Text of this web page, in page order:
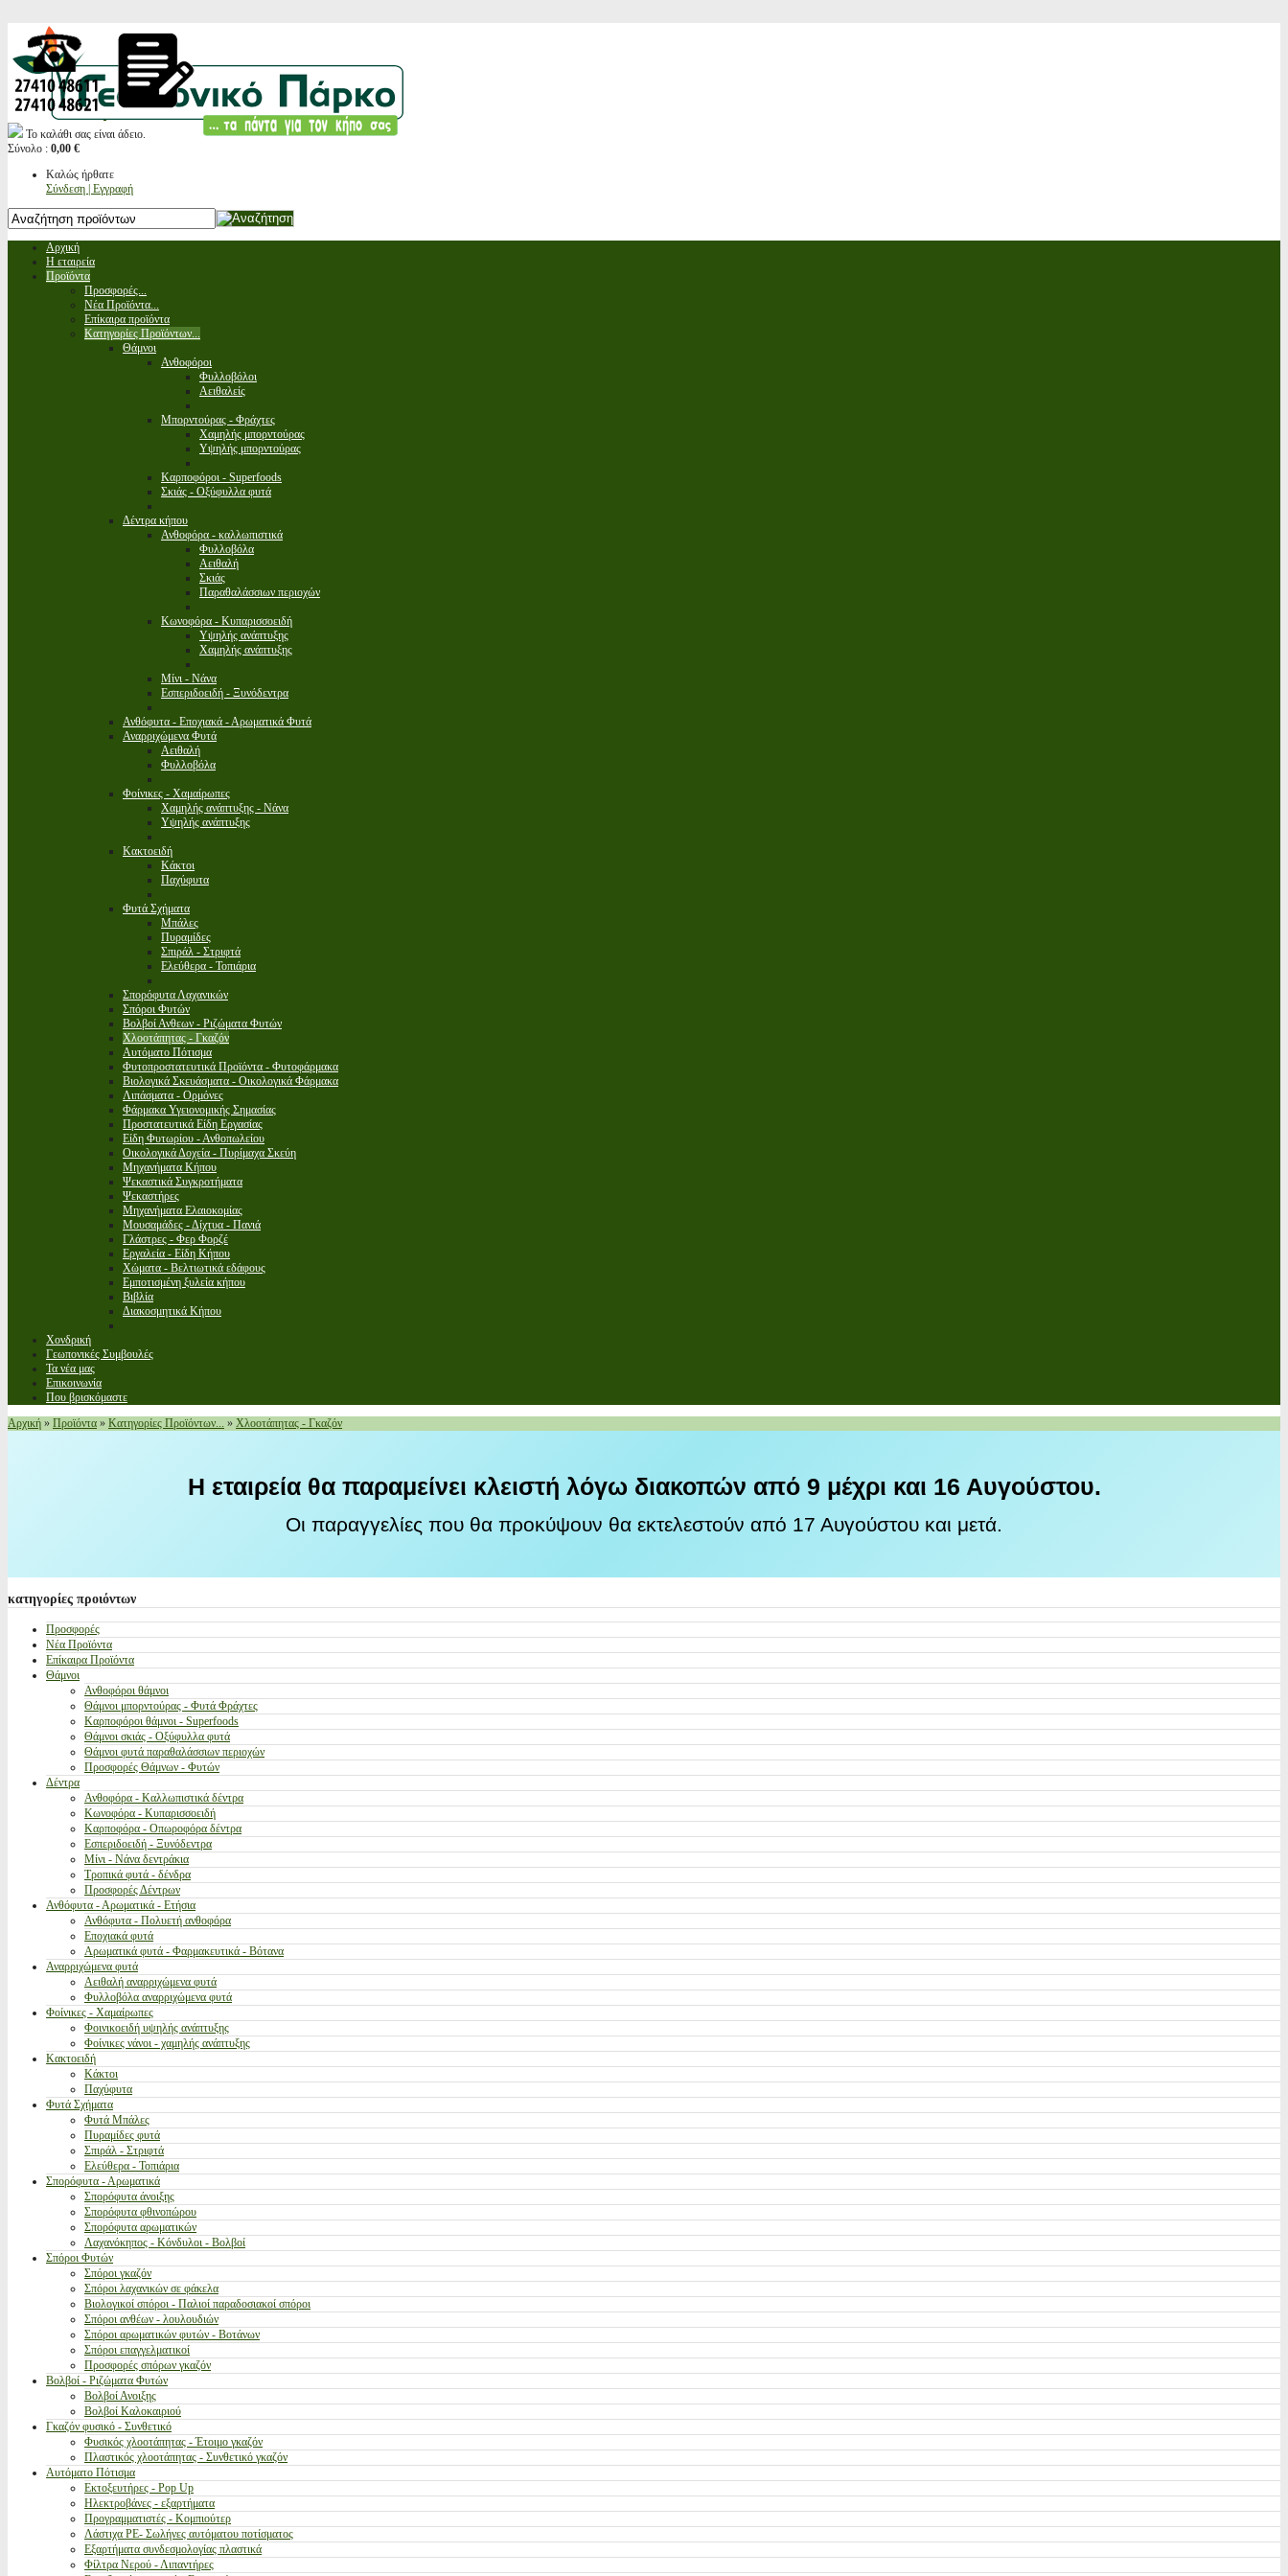
Το καλάθι σας είναι άδειο.
Σύνολο : 0,00 €
Καλώς ήρθατε
Σύνδεση | Εγγραφή
Αρχική
Η εταιρεία
Προϊόντα
Προσφορές...
Νέα Προϊόντα...
Επίκαιρα προϊόντα
Κατηγορίες Προϊόντων...
Θάμνοι
Ανθοφόροι
Φυλλοβόλοι
Αειθαλείς
Μπορντούρας - Φράχτες
Χαμηλής μπορντούρας
Υψηλής μπορντούρας
Καρποφόροι - Superfoods
Σκιάς - Οξύφυλλα φυτά
Δέντρα κήπου
Ανθοφόρα - καλλωπιστικά
Φυλλοβόλα
Αειθαλή
Σκιάς
Παραθαλάσσιων περιοχών
Κωνοφόρα - Κυπαρισσοειδή
Υψηλής ανάπτυξης
Χαμηλής ανάπτυξης
Μίνι - Νάνα
Εσπεριδοειδή - Ξυνόδεντρα
Ανθόφυτα - Εποχιακά - Αρωματικά Φυτά
Αναρριχώμενα Φυτά
Αειθαλή
Φυλλοβόλα
Φοίνικες - Χαμαίρωπες
Χαμηλής ανάπτυξης - Νάνα
Υψηλής ανάπτυξης
Κακτοειδή
Κάκτοι
Παχύφυτα
Φυτά Σχήματα
Μπάλες
Πυραμίδες
Σπιράλ - Στριφτά
Ελεύθερα - Τοπιάρια
Σπορόφυτα Λαχανικών
Σπόροι Φυτών
Βολβοί Ανθεων - Ριζώματα Φυτών
Χλοοτάπητας - Γκαζόν
Αυτόματο Πότισμα
Φυτοπροστατευτικά Προϊόντα - Φυτοφάρμακα
Βιολογικά Σκευάσματα - Οικολογικά Φάρμακα
Λιπάσματα - Ορμόνες
Φάρμακα Υγειονομικής Σημασίας
Προστατευτικά Είδη Εργασίας
Είδη Φυτωρίου - Ανθοπωλείου
Οικολογικά Δοχεία - Πυρίμαχα Σκεύη
Μηχανήματα Κήπου
Ψεκαστικά Συγκροτήματα
Ψεκαστήρες
Μηχανήματα Ελαιοκομίας
Μουσαμάδες - Δίχτυα - Πανιά
Γλάστρες - Φερ Φορζέ
Εργαλεία - Είδη Κήπου
Χώματα - Βελτιωτικά εδάφους
Εμποτισμένη ξυλεία κήπου
Βιβλία
Διακοσμητικά Κήπου
Χονδρική
Γεωπονικές Συμβουλές
Τα νέα μας
Επικοινωνία
Που βρισκόμαστε
Αρχική » Προϊόντα » Κατηγορίες Προϊόντων... » Χλοοτάπητας - Γκαζόν
Η εταιρεία θα παραμείνει κλειστή λόγω διακοπών από 9 μέχρι και 16 Αυγούστου.
Οι παραγγελίες που θα προκύψουν θα εκτελεστούν από 17 Αυγούστου και μετά.
κατηγορίες προιόντων
Προσφορές
Νέα Προϊόντα
Επίκαιρα Προϊόντα
Θάμνοι
Ανθοφόροι θάμνοι
Θάμνοι μπορντούρας - Φυτά Φράχτες
Καρποφόροι θάμνοι - Superfoods
Θάμνοι σκιάς - Οξύφυλλα φυτά
Θάμνοι φυτά παραθαλάσσιων περιοχών
Προσφορές Θάμνων - Φυτών
Δέντρα
Ανθοφόρα - Καλλωπιστικά δέντρα
Κωνοφόρα - Κυπαρισσοειδή
Καρποφόρα - Οπωροφόρα δέντρα
Εσπεριδοειδή - Ξυνόδεντρα
Μίνι - Νάνα δεντράκια
Τροπικά φυτά - δένδρα
Προσφορές Δέντρων
Ανθόφυτα - Αρωματικά - Ετήσια
Ανθόφυτα - Πολυετή ανθοφόρα
Εποχιακά φυτά
Αρωματικά φυτά - Φαρμακευτικά - Βότανα
Αναρριχώμενα φυτά
Αειθαλή αναρριχώμενα φυτά
Φυλλοβόλα αναρριχώμενα φυτά
Φοίνικες - Χαμαίρωπες
Φοινικοειδή υψηλής ανάπτυξης
Φοίνικες νάνοι - χαμηλής ανάπτυξης
Κακτοειδή
Κάκτοι
Παχύφυτα
Φυτά Σχήματα
Φυτά Μπάλες
Πυραμίδες φυτά
Σπιράλ - Στριφτά
Ελεύθερα - Τοπιάρια
Σπορόφυτα - Αρωματικά
Σπορόφυτα άνοιξης
Σπορόφυτα φθινοπώρου
Σπορόφυτα αρωματικών
Λαχανόκηπος - Κόνδυλοι - Βολβοί
Σπόροι Φυτών
Σπόροι γκαζόν
Σπόροι λαχανικών σε φάκελα
Βιολογικοί σπόροι - Παλιοί παραδοσιακοί σπόροι
Σπόροι ανθέων - λουλουδιών
Σπόροι αρωματικών φυτών - Βοτάνων
Σπόροι επαγγελματικοί
Προσφορές σπόρων γκαζόν
Βολβοί - Ριζώματα Φυτών
Βολβοί Ανοιξης
Βολβοί Καλοκαιριού
Γκαζόν φυσικό - Συνθετικό
Φυσικός χλοοτάπητας - Έτοιμο γκαζόν
Πλαστικός χλοοτάπητας - Συνθετικό γκαζόν
Αυτόματο Πότισμα
Εκτοξευτήρες - Pop Up
Ηλεκτροβάνες - εξαρτήματα
Προγραμματιστές - Κομπιούτερ
Λάστιχα PE- Σωλήνες αυτόματου ποτίσματος
Εξαρτήματα συνδεσμολογίας πλαστικά
Φίλτρα Νερού - Λιπαντήρες